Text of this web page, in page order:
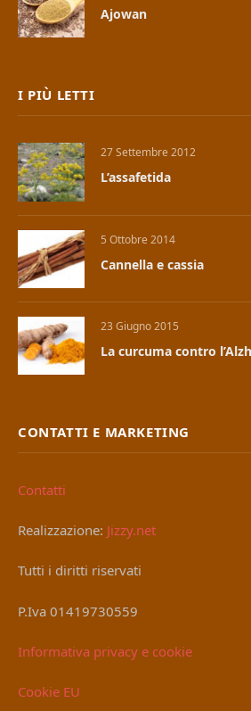
Ajowan
I PIÙ LETTI
27 Settembre 2012
L’assafetida
5 Ottobre 2014
Cannella e cassia
23 Giugno 2015
La curcuma contro
CONTATTI E MARKETING
Contatti
Realizzazione: Jizzy.net
Tutti i diritti riservati
P.Iva 01419730559
Informativa privacy e cookie
Cookie EU